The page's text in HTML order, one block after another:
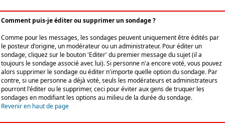
Comment puis-je éditer ou supprimer un sondage ?
Comme pour les messages, les sondages peuvent uniquement être édités par
le posteur d'origine, un modérateur ou un administrateur. Pour éditer un
sondage, cliquez sur le bouton 'Editer' du premier message du sujet (il a
toujours le sondage associé avec lui). Si personne n'a encore voté, vous pouvez
alors supprimer le sondage ou éditer n'importe quelle option du sondage. Par
contre, si une personne a déjà voté, seuls les modérateurs et administrateurs
pourront l'éditer ou le supprimer, ceci pour éviter aux gens de truquer les
sondages en modifiant les options au milieu de la durée du sondage.
Revenir en haut de page